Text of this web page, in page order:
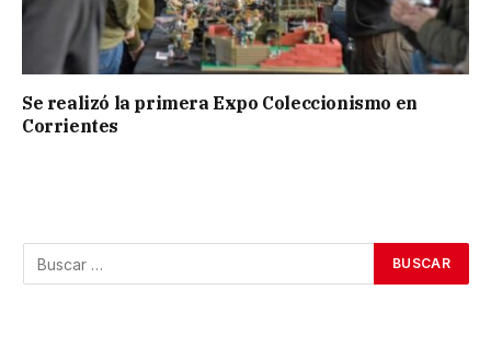
Se realizó la primera Expo Coleccionismo en
Corrientes